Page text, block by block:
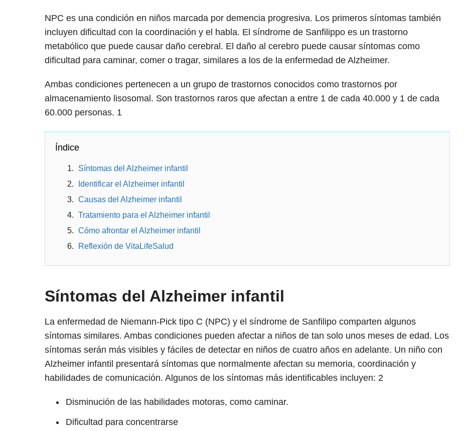
NPC es una condición en niños marcada por demencia progresiva. Los primeros síntomas también
incluyen dificultad con la coordinación y el habla. El síndrome de Sanfilippo es un trastorno
metabólico que puede causar daño cerebral. El daño al cerebro puede causar síntomas como
dificultad para caminar, comer o tragar, similares a los de la enfermedad de Alzheimer.
Ambas condiciones pertenecen a un grupo de trastornos conocidos como trastornos por
almacenamiento lisosomal. Son trastornos raros que afectan a entre 1 de cada 40.000 y 1 de cada
60.000 personas. 1
Índice
Síntomas del Alzheimer infantil
Identificar el Alzheimer infantil
Causas del Alzheimer infantil
Tratamiento para el Alzheimer infantil
Cómo afrontar el Alzheimer infantil
Reflexión de VitaLifeSalud
Síntomas del Alzheimer infantil
La enfermedad de Niemann-Pick tipo C (NPC) y el síndrome de Sanfilipo comparten algunos
síntomas similares. Ambas condiciones pueden afectar a niños de tan solo unos meses de edad. Los
síntomas serán más visibles y fáciles de detectar en niños de cuatro años en adelante. Un niño con
Alzheimer infantil presentará síntomas que normalmente afectan su memoria, coordinación y
habilidades de comunicación. Algunos de los síntomas más identificables incluyen: 2
Disminución de las habilidades motoras, como caminar.
Dificultad para concentrarse